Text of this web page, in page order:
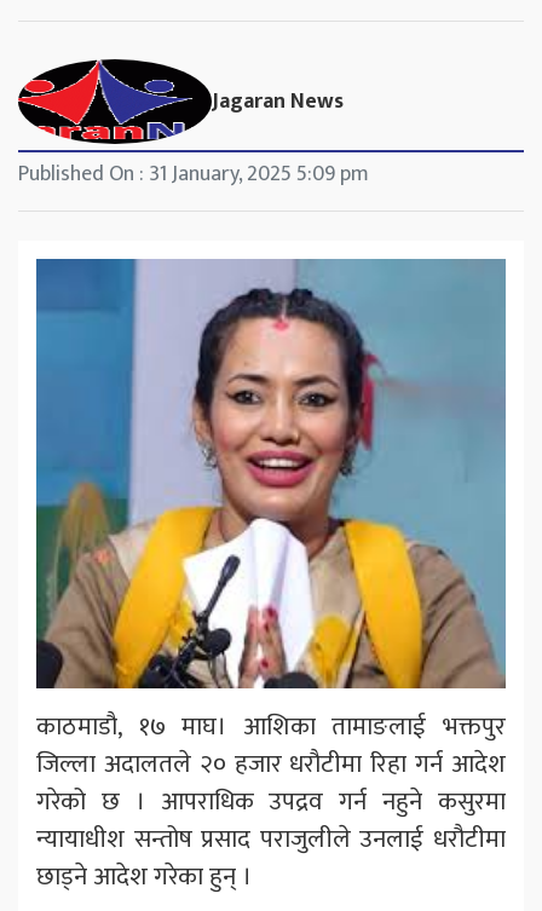
Jagaran News
Published On : 31 January, 2025 5:09 pm
काठमाडौ, १७ माघ। आशिका तामाङलाई भक्तपुर
जिल्ला अदालतले २० हजार धरौटीमा रिहा गर्न आदेश
गरेको छ । आपराधिक उपद्रव गर्न नहुने कसुरमा
न्यायाधीश सन्तोष प्रसाद पराजुलीले उनलाई धरौटीमा
छाड्ने आदेश गरेका हुन् ।